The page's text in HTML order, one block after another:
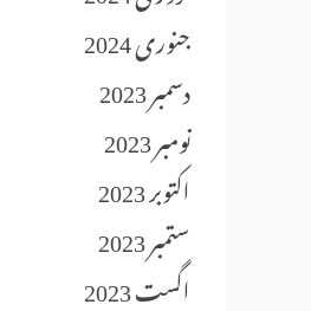
جنوری 2024
دسمبر 2023
نومبر 2023
اکتوبر 2023
ستمبر 2023
اگست 2023